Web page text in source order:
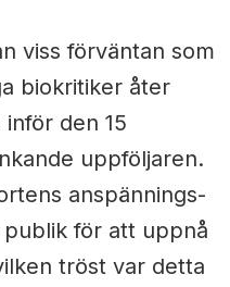
viss förväntan som
biokritiker åter
den 15
uppföljaren.
anspännings-
för att uppnå
tröst var detta